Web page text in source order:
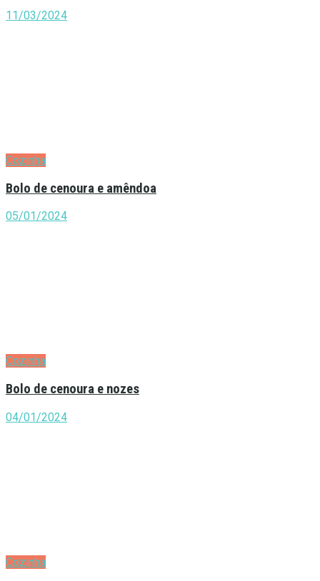
11/03/2024
Cozinha
Bolo de cenoura e amêndoa
05/01/2024
Cozinha
Bolo de cenoura e nozes
04/01/2024
Cozinha